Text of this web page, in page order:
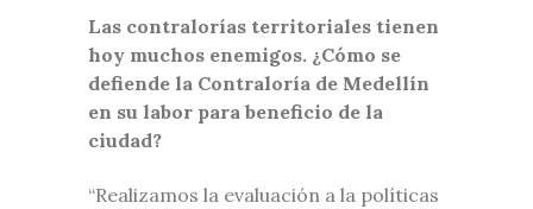
Las contralorías territoriales tienen
hoy muchos enemigos. ¿Cómo se
defiende la Contraloría de Medellín
en su labor para beneficio de la
ciudad?
“Realizamos la evaluación a la políticas